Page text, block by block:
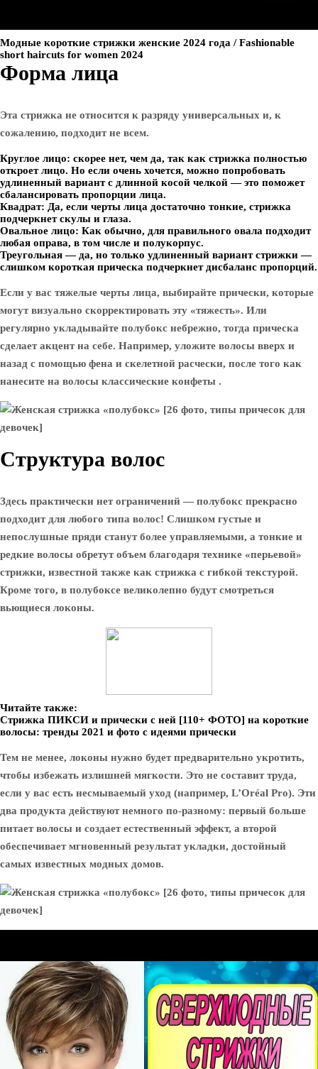
Модные короткие стрижки женские 2024 года / Fashionable
short haircuts for women 2024
Форма лица
Эта стрижка не относится к разряду универсальных и, к
сожалению, подходит не всем.
Круглое лицо: скорее нет, чем да, так как стрижка полностью
откроет лицо. Но если очень хочется, можно попробовать
удлиненный вариант с длинной косой челкой — это поможет
сбалансировать пропорции лица.
Квадрат: Да, если черты лица достаточно тонкие, стрижка
подчеркнет скулы и глаза.
Овальное лицо: Как обычно, для правильного овала подходит
любая оправа, в том числе и полукорпус.
Треугольная — да, но только удлиненный вариант стрижки —
слишком короткая прическа подчеркнет дисбаланс пропорций.
Если у вас тяжелые черты лица, выбирайте прически, которые
могут визуально скорректировать эту «тяжесть». Или
регулярно укладывайте полубокс небрежно, тогда прическа
сделает акцент на себе. Например, уложите волосы вверх и
назад с помощью фена и скелетной расчески, после того как
нанесите на волосы классические конфеты .
Структура волос
Здесь практически нет ограничений — полубокс прекрасно
подходит для любого типа волос! Слишком густые и
непослушные пряди станут более управляемыми, а тонкие и
редкие волосы обретут объем благодаря технике «перьевой»
стрижки, известной также как стрижка с гибкой текстурой.
Кроме того, в полубоксе великолепно будут смотреться
вьющиеся локоны.
Читайте также:
Стрижка ПИКСИ и прически с ней [110+ ФОТО] на короткие
волосы: тренды 2021 и фото с идеями прически
Тем не менее, локоны нужно будет предварительно укротить,
чтобы избежать излишней мягкости. Это не составит труда,
если у вас есть несмываемый уход (например, L’Oréal Pro). Эти
два продукта действуют немного по-разному: первый больше
питает волосы и создает естественный эффект, а второй
обеспечивает мгновенный результат укладки, достойный
самых известных модных домов.